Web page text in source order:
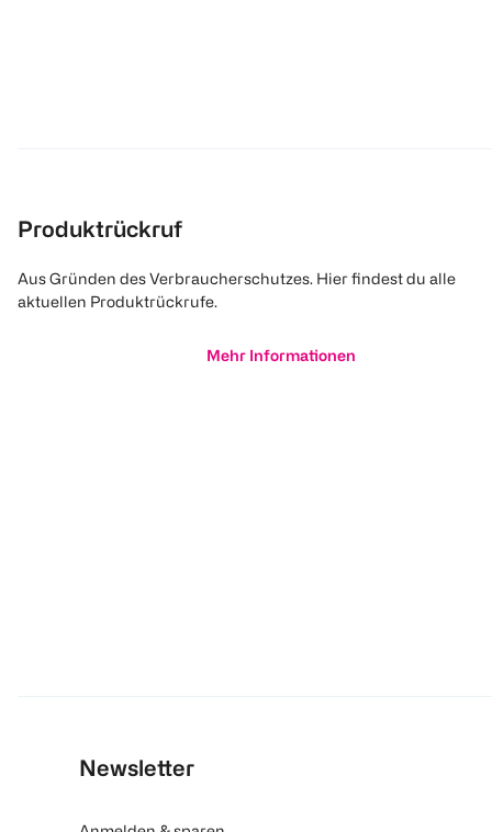
Produktrückruf
Aus Gründen des Verbraucherschutzes. Hier findest du alle
aktuellen Produktrückrufe.
Mehr Informationen
Newsletter